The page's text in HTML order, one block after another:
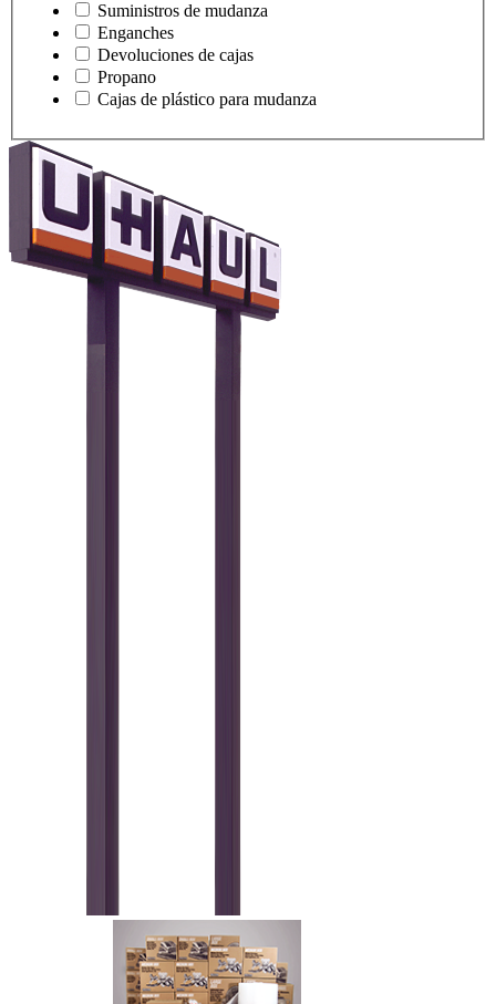
Suministros de mudanza
Enganches
Devoluciones de cajas
Propano
Cajas de plástico para mudanza